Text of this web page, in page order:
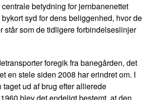
betydning for jernbanenettet
syd for dens beliggenhed, hvor de
står som de tidligere forbindelseslinjer
foregik fra banegården, det
en stele siden 2008 har erindret om. I
ud af brug efter allierede